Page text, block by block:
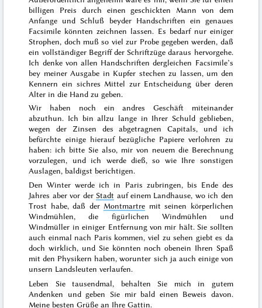
billigen Preis durch einen geschickten Mann von dem
Anfange und Schluß beyder Handschriften ein genaues
Facsimile könnten zeichnen lassen. Es bedarf nur einiger
Strophen, doch muß so viel zur Probe gegeben werden, daß
ein vollständiger Begriff der Schriftzüge daraus hervorgehe.
Ich denke von allen Handschriften dergleichen Facsimile’s
bey meiner Ausgabe in Kupfer stechen zu lassen, um den
Kennern ein sichres Mittel zur Entscheidung über deren
Alter in die Hand zu geben.
Wir haben noch ein andres Geschäft miteinander
abzuthun. Ich bin allzu lange in Ihrer Schuld geblieben,
wegen der Zinsen des abgetragnen Capitals, und ich
befürchte einige hierauf bezügliche Papiere verlohren zu
haben: ich bitte Sie also, mir von neuem die Berechnung
vorzulegen, und ich werde dieß, so wie Ihre sonstigen
Auslagen, baldigst berichtigen.
DenWinter werde ich in Paris zubringen, bis Ende des
Jahres aber vor der Stadt auf einem Landhause, wo ich den
Trost habe, daß der Montmartre mit seinen körperlichen
Windmühlen, die figürlichen Windmühlen und
Windmüller in einiger Entfernung von mir hält. Sie sollten
auch einmal nach Paris kommen, viel zu sehen giebt es da
doch wirklich, und Sie könnten noch obenein Ihren Spaß
mit den Physikern haben, worunter sich ja auch einige von
unsern Landsleuten verlaufen.
Leben Sie tausendmal, behalten Sie mich in gutem
Andenken und geben Sie mir bald einen Beweis davon.
Meine besten Grüße an IhreGattin.